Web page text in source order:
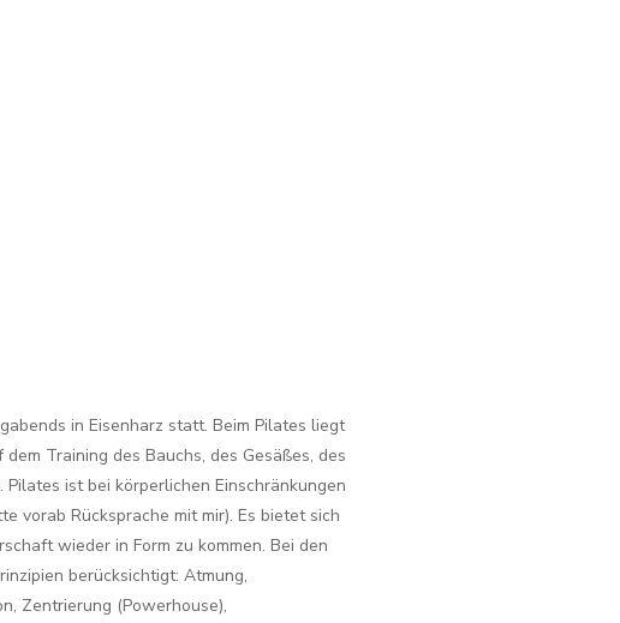
in Eisenharz statt. Beim Pilates liegt
Training des Bauchs, des Gesäßes, des
Pilates ist bei körperlichen Einschränkungen
vorab Rücksprache mit mir). Es bietet sich
wieder in Form zu kommen. Bei den
berücksichtigt: Atmung,
Zentrierung (Powerhouse),